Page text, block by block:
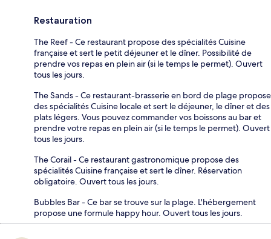
Restauration
The Reef - Ce restaurant propose des spécialités Cuisine
française et sert le petit déjeuner et le dîner. Possibilité de
prendre vos repas en plein air (si le temps le permet). Ouvert
tous les jours.
The Sands - Ce restaurant-brasserie en bord de plage propose
des spécialités Cuisine locale et sert le déjeuner, le dîner et des
plats légers. Vous pouvez commander vos boissons au bar et
prendre votre repas en plein air (si le temps le permet). Ouvert
tous les jours.
The Corail - Ce restaurant gastronomique propose des
spécialités Cuisine française et sert le dîner. Réservation
obligatoire. Ouvert tous les jours.
Bubbles Bar - Ce bar se trouve sur la plage. L'hébergement
propose une formule happy hour. Ouvert tous les jours.